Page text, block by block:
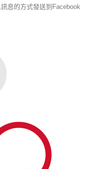
息的方式發送到Facebook